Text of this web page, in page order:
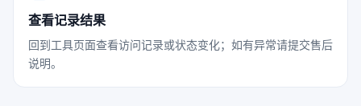
查看记录结果
回到工具页面查看访问记录或状态变化；如有异常请提交售后
说明。